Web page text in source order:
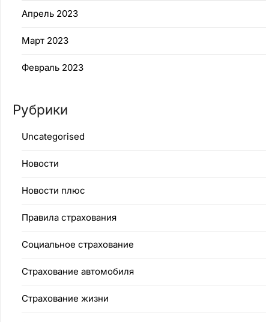
Апрель 2023
Март 2023
Февраль 2023
Рубрики
Uncategorised
Новости
Новости плюс
Правила страхования
Социальное страхование
Страхование автомобиля
Страхование жизни